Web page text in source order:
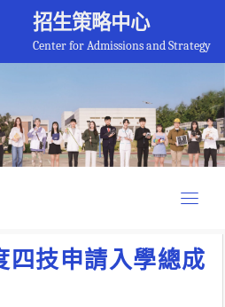
招生策略中心
Center for Admissions and Strategy
四技申請入學總成